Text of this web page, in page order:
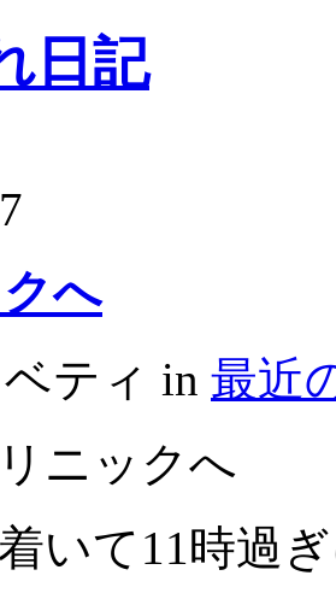
日記
へ
ベティ in 最近
ニックへ
いて11時過